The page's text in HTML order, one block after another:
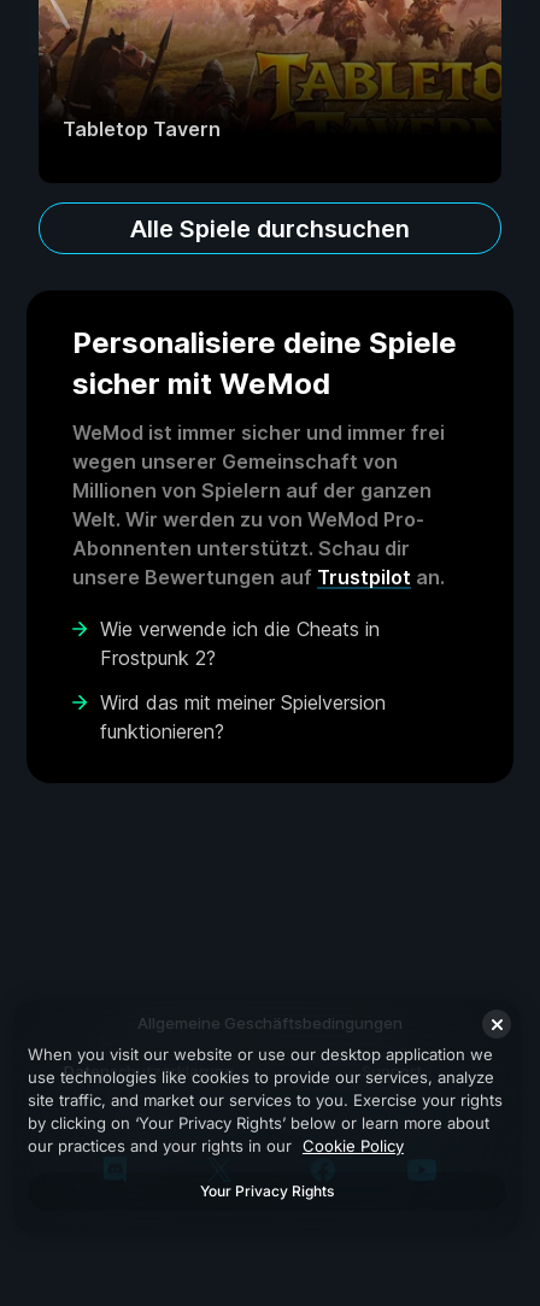
Tabletop Tavern
Alle Spiele durchsuchen
Personalisiere deine Spiele
sicher mit WeMod
WeMod ist immer sicher und immer frei
wegen unserer Gemeinschaft von
Millionen von Spielern auf der ganzen
Welt. Wir werden zu von WeMod Pro-
Abonnenten unterstützt. Schau dir
unsere Bewertungen auf Trustpilot an.
Wie verwende ich die Cheats in
Frostpunk 2?
Wird das mit meiner Spielversion
funktionieren?
Allgemeine Geschäftsbedingungen
Datenschutzerklärung Support
When you visit our website or use our desktop application we
use technologies like cookies to provide our services, analyze
site traffic, and market our services to you. Exercise your rights
by clicking on ‘Your Privacy Rights’ below or learn more about
our practices and your rights in our Cookie Policy
Your Privacy Rights